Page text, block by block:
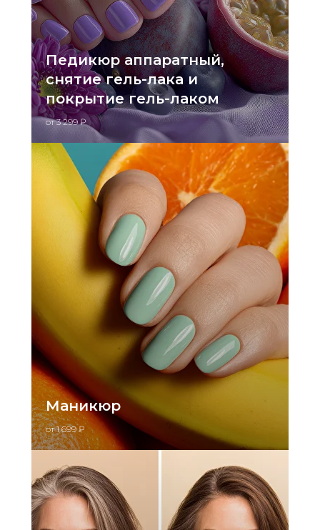
Педикюр аппаратный,
снятие гель-лака и
покрытие гель-лаком
от 3 299 ₽
Маникюр
от 1 699 ₽